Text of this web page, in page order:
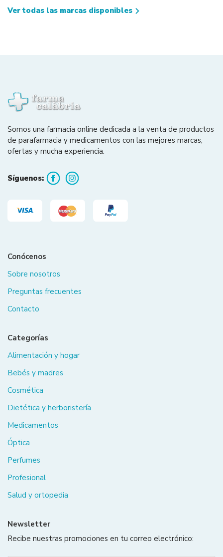
Ver todas las marcas disponibles
Somos una farmacia online dedicada a la venta de productos
de parafarmacia y medicamentos con las mejores marcas,
ofertas y mucha experiencia.
Síguenos:
Conócenos
Sobre nosotros
Preguntas frecuentes
Contacto
Categorías
Alimentación y hogar
Bebés y madres
Cosmética
Dietética y herboristería
Medicamentos
Óptica
Perfumes
Profesional
Salud y ortopedia
Newsletter
Recibe nuestras promociones en tu correo electrónico: